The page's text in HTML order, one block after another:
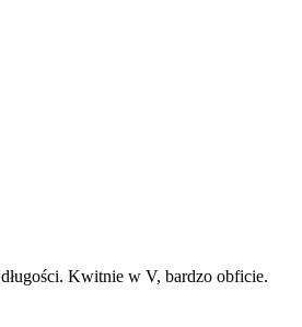
Kwitnie w V, bardzo obficie.